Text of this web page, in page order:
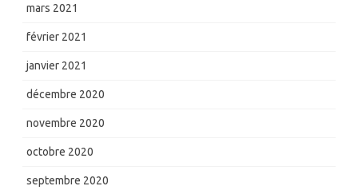
mars 2021
février 2021
janvier 2021
décembre 2020
novembre 2020
octobre 2020
septembre 2020